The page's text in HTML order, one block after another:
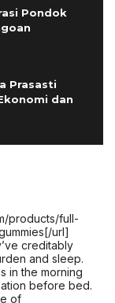
Pondok
Prasasti
dan
products/full-
url]
creditably
and sleep.
in the morning
before bed.
of